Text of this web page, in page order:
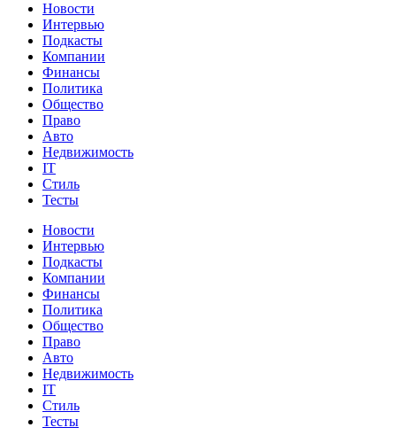
Новости
Интервью
Подкасты
Компании
Финансы
Политика
Общество
Право
Авто
Недвижимость
IT
Стиль
Тесты
Новости
Интервью
Подкасты
Компании
Финансы
Политика
Общество
Право
Авто
Недвижимость
IT
Стиль
Тесты